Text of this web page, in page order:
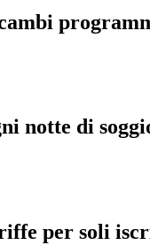
notte di
per soli